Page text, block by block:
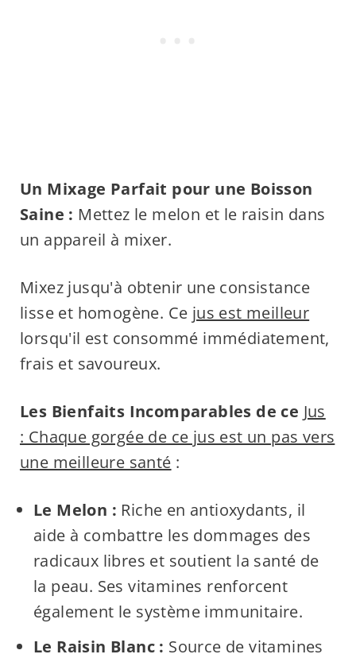
Un Mixage Parfait pour une Boisson
Saine : Mettez le melon et le raisin dans
un appareil à mixer.
Mixez jusqu'à obtenir une consistance
lisse et homogène. Ce jus est meilleur
lorsqu'il est consommé immédiatement,
frais et savoureux.
Les Bienfaits Incomparables de ce Jus
: Chaque gorgée de ce jus est un pas vers
une meilleure santé :
Le Melon : Riche en antioxydants, il
aide à combattre les dommages des
radicaux libres et soutient la santé de
la peau. Ses vitamines renforcent
également le système immunitaire.
Le Raisin Blanc : Source de vitamines